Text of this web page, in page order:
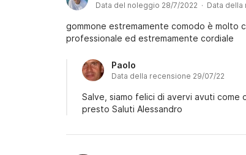
Data del noleggio 28/7/2022 · Data
gommone estremamente comodo è molto
professionale ed estremamente cordiale
Paolo
Data della recensione 29/07/22
Salve, siamo felici di avervi avuti come
presto Saluti Alessandro